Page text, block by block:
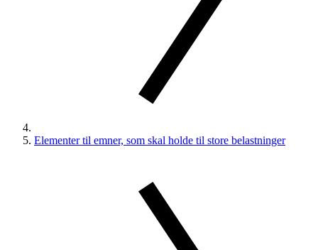
Elementer til emner, som skal holde til store belastninger